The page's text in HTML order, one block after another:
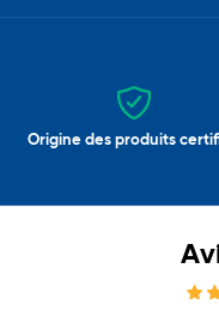
Origine des produits